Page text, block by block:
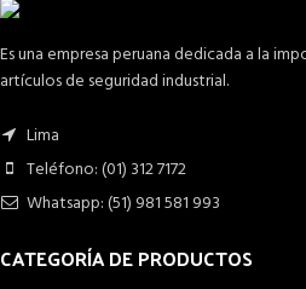
Es una empresa peruana dedicada a la
artículos de seguridad industrial.
Lima
Teléfono: (01) 312 7172
Whatsapp: (51) 981 581 993
CATEGORÍA DE PRODUCTOS